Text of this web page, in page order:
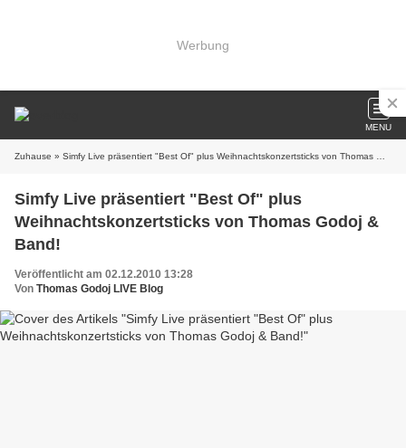
Werbung
MENU
Zuhause » Simfy Live präsentiert "Best Of" plus Weihnachtskonzertsticks von Thomas Godoj & Band!
Simfy Live präsentiert "Best Of" plus
Weihnachtskonzertsticks von Thomas Godoj &
Band!
Veröffentlicht am 02.12.2010 13:28
Von Thomas Godoj LIVE Blog